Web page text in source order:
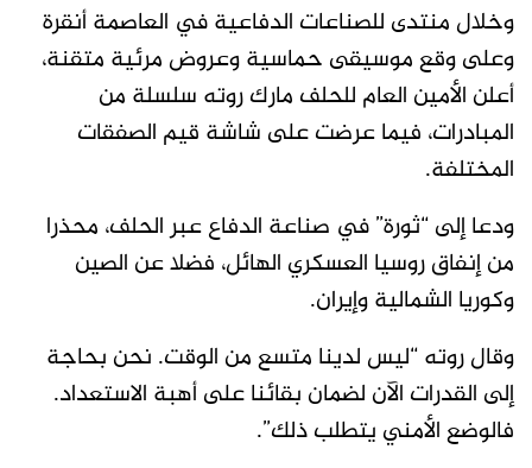
وخلال ​منتدى للصناعات الدفاعية في العاصمة أنقرة
وعلى وقع موسيقى حماسية وعروض مرئية متقنة،
أعلن الأمين العام للحلف ‌مارك روته سلسلة من
المبادرات، فيما عرضت على شاشة قيم الصفقات
المختلفة.
ودعا إلى “ثورة” في صناعة الدفاع عبر الحلف، محذرا
من إنفاق روسيا العسكري الهائل، فضلا عن الصين
وكوريا الشمالية وإيران.
وقال روته “ليس لدينا متسع من الوقت. نحن بحاجة
إلى القدرات الآن لضمان بقائنا على أهبة الاستعداد. ​
فالوضع الأمني يتطلب ذلك”.